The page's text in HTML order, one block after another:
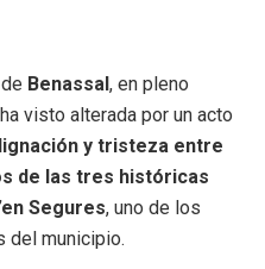
Benassal , en pleno
visto alterada por un acto
y tristeza entre
de las tres históricas
Segures, uno de los
del municipio.